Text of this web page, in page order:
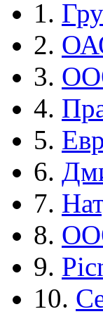
1.
2.
3.
4.
5.
6.
7.
8.
9.
10.